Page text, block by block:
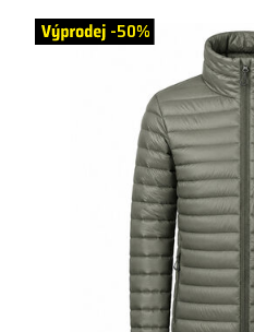
-50%